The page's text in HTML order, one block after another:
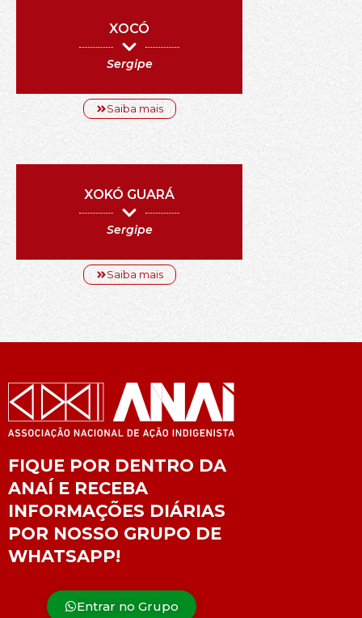
XOCÓ
Sergipe
Saiba mais
XOKÓ GUARÁ
Sergipe
Saiba mais
FIQUE POR DENTRO DA
ANAÍ E RECEBA
INFORMAÇÕES DIÁRIAS
POR NOSSO GRUPO DE
WHATSAPP!
Entrar no Grupo